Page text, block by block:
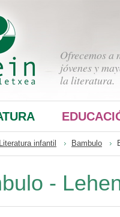
Ofrecemos a
jóvenes y
la literatura.
Literatura infantil Bambulo
-